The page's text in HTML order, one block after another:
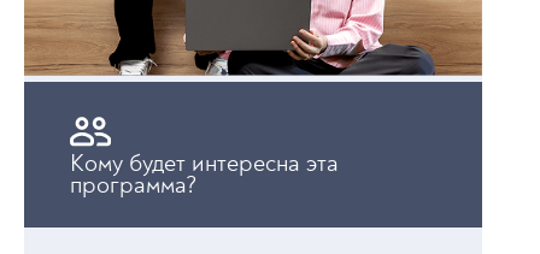
Кому будет интересна эта
программа?